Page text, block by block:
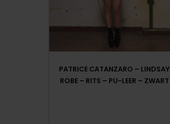
PATRICE CATANZARO – LINDSAY
ROBE – RITS – PU-LEER – ZWART